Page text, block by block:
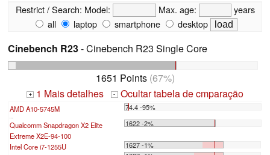
Restrict / Search: Model: Max. age:
years
all
laptop smartphone desktop
Cinebench R23- Cinebench R23 Single Core
1651 Points(67%)
+ 1 Mais detalhes - Ocultar tabela de cmparação
AMD A10-5745M 74.4 -95%
Qualcomm Snapdragon X2 Elite
Extreme X2E-94-100
1622 -2%
Intel Core i7-1255U
1627 -1%